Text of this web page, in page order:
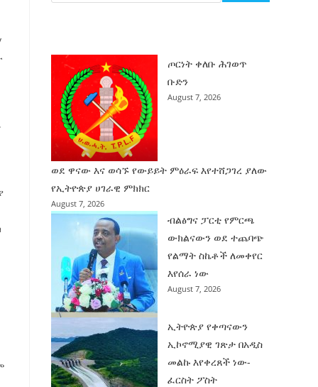
ጦርነት ቀለቡ ሕገወጥ
ቡድን
August 7, 2026
ወደ ዋናው እና ወሳኙ የውይይት ምዕራፍ እየተሸጋገረ ያለው
የኢትዮጵያ ሀገራዊ ምክክር
August 7, 2026
ብልፅግና ፓርቲ የምርጫ
ውክልናውን ወደ ተጨባጭ
የልማት ስኬቶች ለመቀየር
እየሰራ ነው
August 7, 2026
ኢትዮጵያ የቀጣናውን
ኢኮኖሚያዊ ገጽታ በአዲስ
መልኩ እየቀረጸች ነው-
ፈርስት ፖስት